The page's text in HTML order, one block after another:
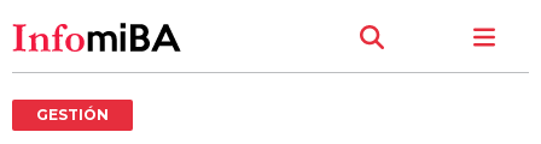
GESTIÓN